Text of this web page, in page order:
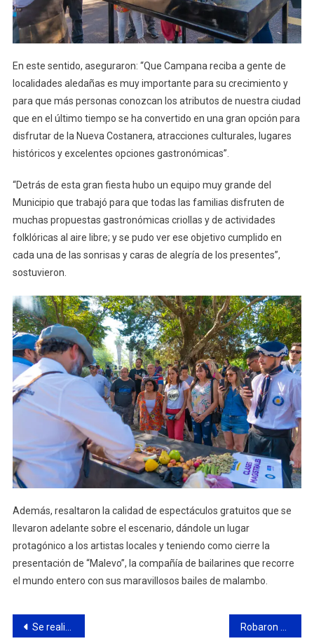
En este sentido, aseguraron: “Que Campana reciba a gente de
localidades aledañas es muy importante para su crecimiento y
para que más personas conozcan los atributos de nuestra ciudad
que en el último tiempo se ha convertido en una gran opción para
disfrutar de la Nueva Costanera, atracciones culturales, lugares
históricos y excelentes opciones gastronómicas”.
“Detrás de esta gran fiesta hubo un equipo muy grande del
Municipio que trabajó para que todas las familias disfruten de
muchas propuestas gastronómicas criollas y de actividades
folklóricas al aire libre; y se pudo ver ese objetivo cumplido en
cada una de las sonrisas y caras de alegría de los presentes”,
sostuvieron.
Además, resaltaron la calidad de espectáculos gratuitos que se
llevaron adelante sobre el escenario, dándole un lugar
protagónico a los artistas locales y teniendo como cierre la
presentación de “Malevo”, la compañía de bailarines que recorre
el mundo entero con sus maravillosos bailes de malambo.
Navegación
Se realizó el seminario Virtual PCRMA®: Sostenibilidad de la Industria Química y Petroquímica